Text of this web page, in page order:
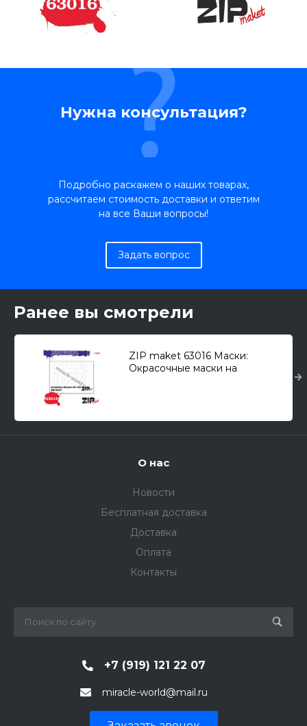
Нужна консультация?
Подробно раскажем о наших товарах,
рассчитаем стоимость доставки и ответим
на все Ваши вопросы!
Задать вопрос
Ранее вы смотрели
ZIP maket 63016 Маски:
Окрасочные маски на
О нас
Новости
Бесплатная доставка
Доставка
Оплата
Контакты
+7 (919) 121 22 07
miracle-world@mail.ru